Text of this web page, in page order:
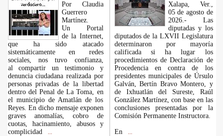
Por Claudia
Guerrero
Martínez.
​Un Portal
de la Internet,
que ha sido atacado
sistemáticamente en redes
sociales, nos tuvo confianza,
al compartir un testimonio y
denuncia ciudadana realizada por
personas privadas de la libertad
dentro del Penal de La Toma, en
el municipio de Amatlán de los
Reyes. En dicho mensaje exponen
graves anomalías, cobro de
cuotas, hacinamiento, abusos y
complicidad
Xalapa, Ver.,
05 de agosto de
2026.- Las
diputadas y los
diputados de la LXVII Legislatura
determinaron por mayoría
calificada si ha lugar los
procedimientos de Declaración de
Procedencia en contra de los
presidentes municipales de Úrsulo
Galván, Bertín Bravo Montero, y
de Ixhuatlán del Sureste, Raúl
González Martínez, con base en las
conclusiones presentadas por la
Comisión Permanente Instructora.
En